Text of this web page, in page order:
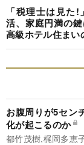
「税理士は見た
活、家庭円満の
高級ホテル住まい
お腹周りが5セン
化が起こるのか
都竹茂樹,梶岡多恵